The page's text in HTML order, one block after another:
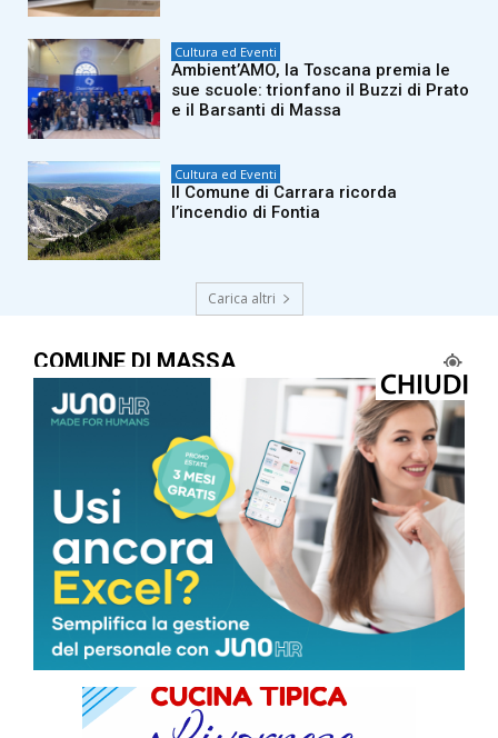
Cultura ed Eventi
Ambient’AMO, la Toscana premia le
sue scuole: trionfano il Buzzi di Prato
e il Barsanti di Massa
Cultura ed Eventi
Il Comune di Carrara ricorda
l’incendio di Fontia
Carica altri
COMUNE DI MASSA
Cielo Sereno
26.4°C 26.4°
26.4 °
1.3kmh
SAB
34°
DOM
35
LUN
32°
MAR
31 ° 26°